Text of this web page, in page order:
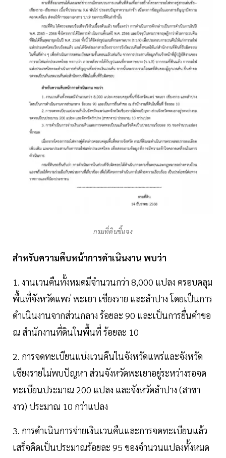
กรมที่ดินชี้แจง
สำหรับความคืบหน้าการดำเนินงาน พบว่า
1. งานเวนคืนทั้งหมดมีจำนวนกว่า 8,000 แปลง ครอบคลุม
พื้นที่จังหวัดแพร่ พะเยา เชียงราย และลำปาง โดยเป็นการ
ดำเนินงานจากส่วนกลาง ร้อยละ 90 และเป็นการยื่นคำขอ
ณ สำนักงานที่ดินในพื้นที่ ร้อยละ 10
2. การจดทะเบียนแบ่งเวนคืนในจังหวัดแพร่และจังหวัด
เชียงรายไม่พบปัญหา ส่วนจังหวัดพะเยาอยู่ระหว่างรอจด
ทะเบียนประมาณ 200 แปลง และจังหวัดลำปาง (สาขา
งาว) ประมาณ 10 กว่าแปลง
3. การดำเนินการจ่ายเงินเวนคืนและการจดทะเบียนแล้ว
เสร็จคิดเป็นประมาณร้อยละ 95 ของจำนวนแปลงทั้งหมด